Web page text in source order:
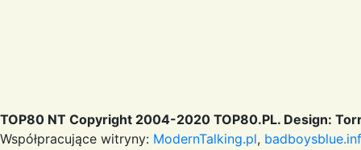
TOP80 NT Copyright 2004-2020 TOP80.PL. Design:
Współpracujące witryny: ModernTalking.pl,